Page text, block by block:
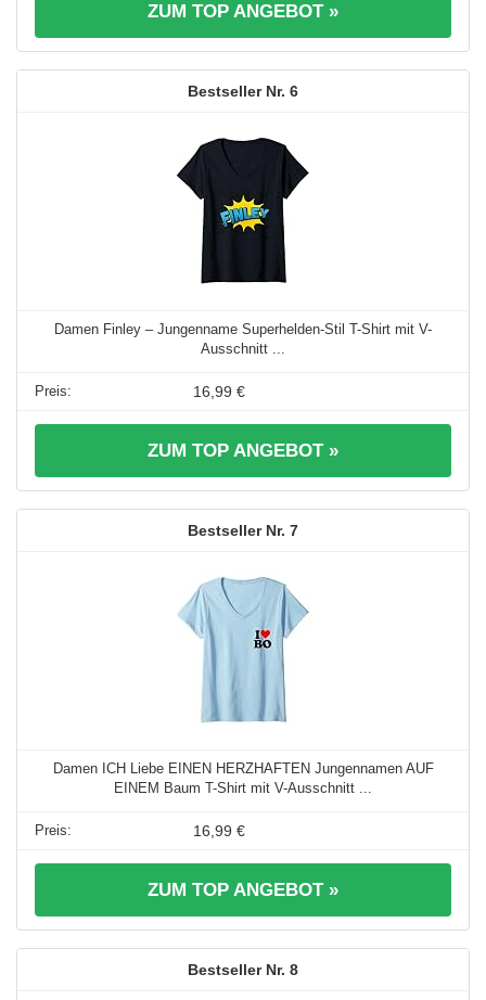
ZUM TOP ANGEBOT »
6
Damen Finley – Jungenname Superhelden-Stil T-Shirt mit V-
Ausschnitt ...
16,99 €
ZUM TOP ANGEBOT »
7
Damen ICH Liebe EINEN HERZHAFTEN Jungennamen AUF
EINEM Baum T-Shirt mit V-Ausschnitt ...
16,99 €
ZUM TOP ANGEBOT »
8